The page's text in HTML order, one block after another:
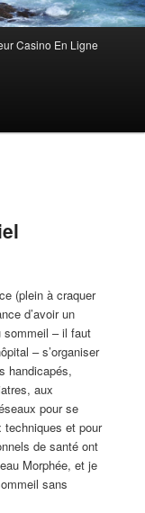
Casino En Ligne
(plein à craquer
d’avoir un
sommeil – il faut
– s’organiser
handicapés,
aux
pour se
techniques et pour
de santé ont
Morphée, et je
sans